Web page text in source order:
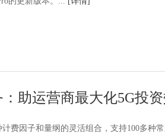
助运营商最大化5G投
计费因子和量纲的灵活组合，支持100多种